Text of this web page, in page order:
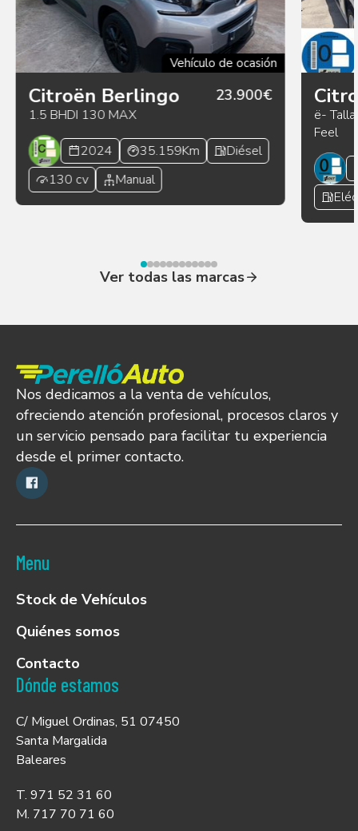
Vehículo de ocasión
Citroën Berlingo
1.5 BHDI 130 MAX
23.900€
2024 35.159Km
Diésel
130 cv
Manual
ë-
Feel
Ver todas las marcas
Nos dedicamos a la venta de vehículos,
ofreciendo atención profesional, procesos claros y
un servicio pensado para facilitar tu experiencia
desde el primer contacto.
Menu
Stock de Vehículos
Quiénes somos
Contacto
Dónde estamos
C/ Miguel Ordinas, 51 07450
Santa Margalida
Baleares
T. 971 52 31 60
M. 717 70 71 60